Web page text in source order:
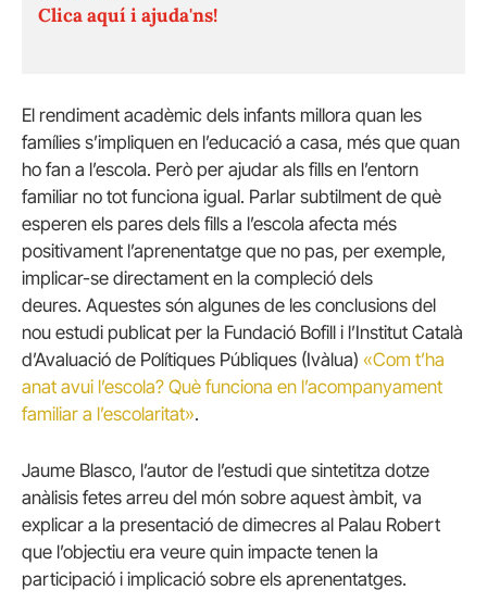
Clica aquí i ajuda'ns!
El rendiment acadèmic dels infants millora quan les
famílies s’impliquen en l’educació a casa, més que quan
ho fan a l’escola. Però per ajudar als fills en l’entorn
familiar no tot funciona igual. Parlar subtilment de què
esperen els pares dels fills a l’escola afecta més
positivament l’aprenentatge que no pas, per exemple,
implicar-se directament en la compleció dels
deures. Aquestes són algunes de les conclusions del
nou estudi publicat per la Fundació Bofill i l’Institut Català
d’Avaluació de Polítiques Públiques (Ivàlua) «Com t’ha
anat avui l’escola? Què funciona en l’acompanyament
familiar a l’escolaritat».
Jaume Blasco, l’autor de l’estudi que sintetitza dotze
anàlisis fetes arreu del món sobre aquest àmbit, va
explicar a la presentació de dimecres al Palau Robert
que l’objectiu era veure quin impacte tenen la
participació i implicació sobre els aprenentatges.